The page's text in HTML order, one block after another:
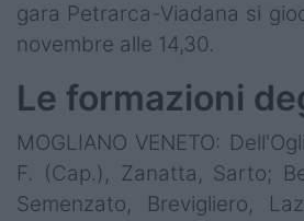
gara Petrarca-Viadana si
novembre alle 14,30.
Le formazioni
MOGLIANO VENETO:
F. (Cap.), Zanatta, Sarto;
Semenzato, Brevigliero,